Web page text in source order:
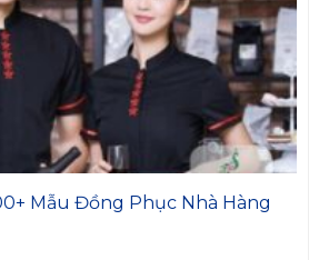
Mẫu Đồng Phục Nhà Hàng